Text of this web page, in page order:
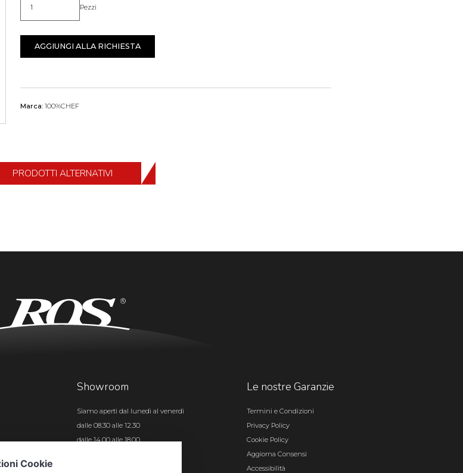
Quantità Pezzi
AGGIUNGI ALLA RICHIESTA
Marca: 100%CHEF
PRODOTTI ALTERNATIVI
Showroom
Siamo aperti dal lunedì al venerdì
dalle 08.30 alle 12.30
dalle 14.00 alle 18.00
Le nostre Garanzie
Termini e Condizioni
Privacy Policy
Cookie Policy
Aggiorna Consensi
Accessibilità